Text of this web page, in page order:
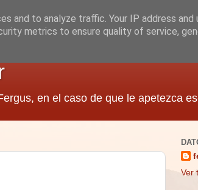
en el caso de que le apetezca
Ver
and to analyze traffic. Your IP address and
metrics to ensure quality of service,